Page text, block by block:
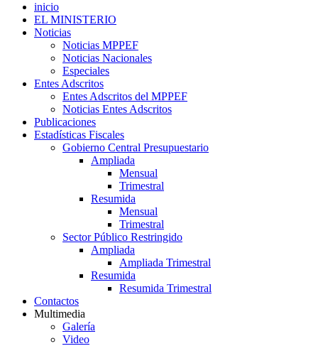
inicio
EL MINISTERIO
Noticias
Noticias MPPEF
Noticias Nacionales
Especiales
Entes Adscritos
Entes Adscritos del MPPEF
Noticias Entes Adscritos
Publicaciones
Estadísticas Fiscales
Gobierno Central Presupuestario
Ampliada
Mensual
Trimestral
Resumida
Mensual
Trimestral
Sector Público Restringido
Ampliada
Ampliada Trimestral
Resumida
Resumida Trimestral
Contactos
Multimedia
Galería
Video